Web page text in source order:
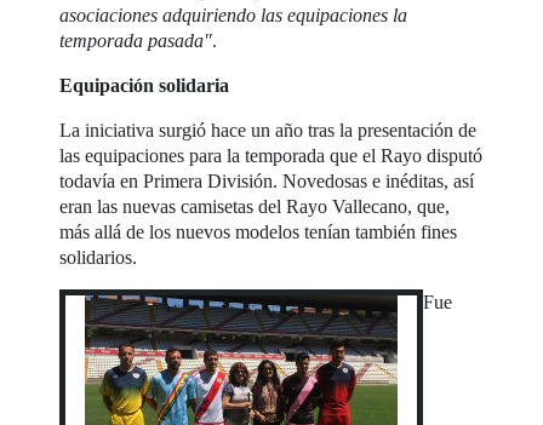
asociaciones adquiriendo las equipaciones la
temporada pasada".
Equipación solidaria
La iniciativa surgió hace un año tras la presentación de
las equipaciones para la temporada que el Rayo disputó
todavía en Primera División. Novedosas e inéditas, así
eran las nuevas camisetas del Rayo Vallecano, que,
más allá de los nuevos modelos tenían también fines
solidarios.
Fue